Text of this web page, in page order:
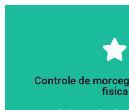
Controle de
fisica
Remoção através de
Ligue Já